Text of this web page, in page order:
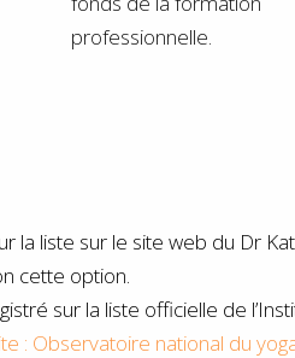
professionnelle.
la liste sur le site web du Dr
cette option.
sur la liste officielle de
: Observatoire national du